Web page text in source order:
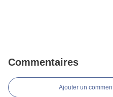
Commentaires
Ajouter un